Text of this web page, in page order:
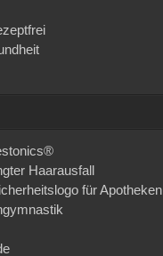
Haarausfall
für Apotheken